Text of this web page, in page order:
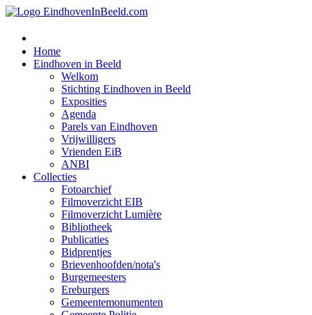
Home
Eindhoven in Beeld
Welkom
Stichting Eindhoven in Beeld
Exposities
Agenda
Parels van Eindhoven
Vrijwilligers
Vrienden EiB
ANBI
Collecties
Fotoarchief
Filmoverzicht EIB
Filmoverzicht Lumière
Bibliotheek
Publicaties
Bidprentjes
Brievenhoofden/nota's
Burgemeesters
Ereburgers
Gemeentemonumenten